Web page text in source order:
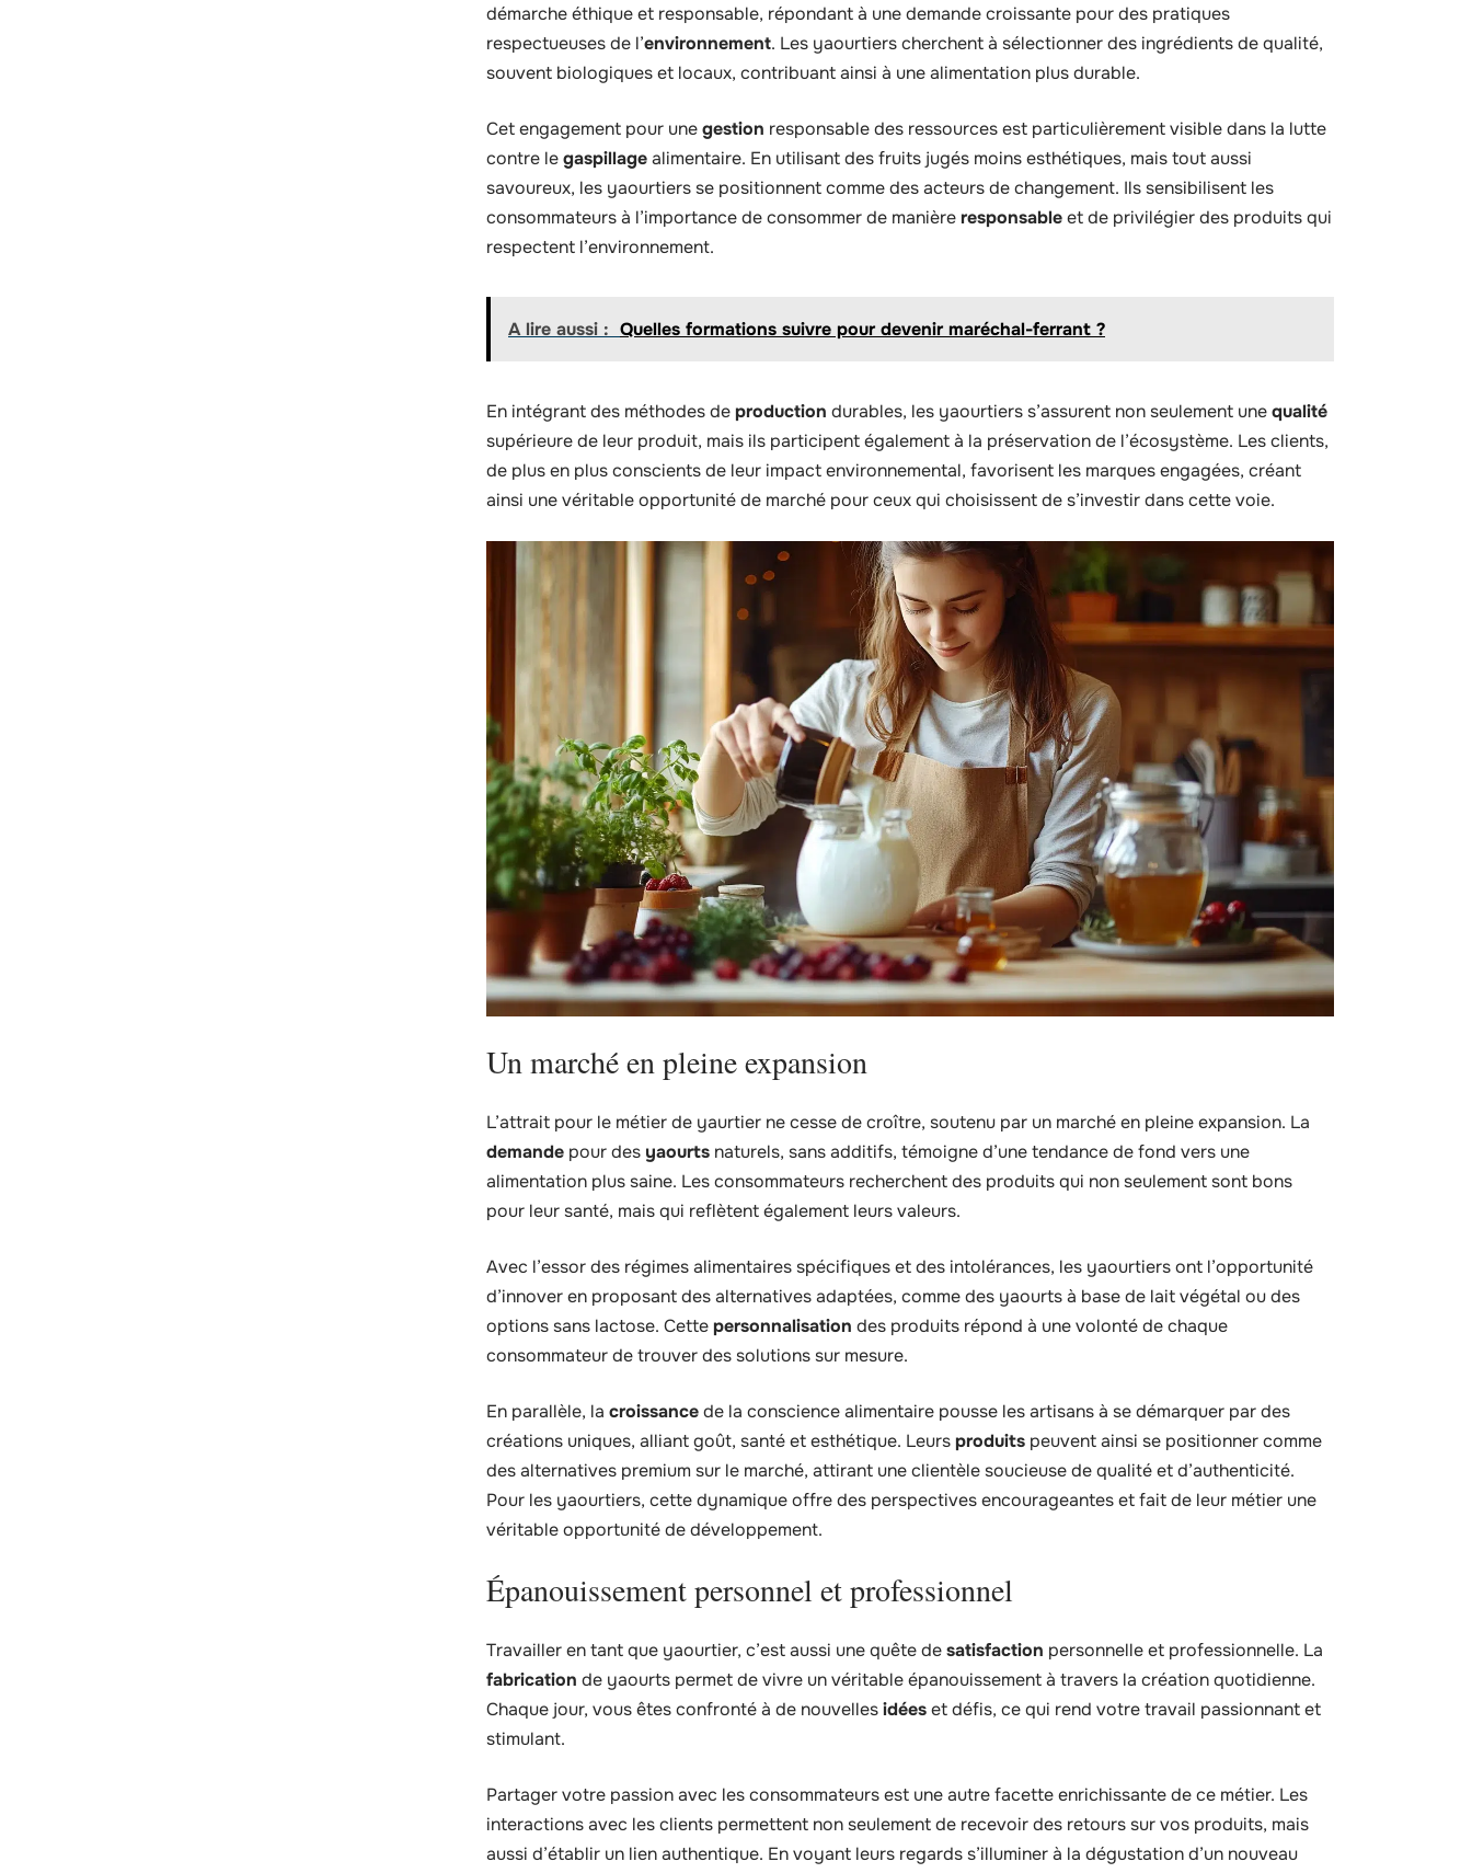
démarche éthique et responsable, répondant à une demande croissante pour des pratiques
respectueuses de l’environnement. Les yaourtiers cherchent à sélectionner des ingrédients de qualité,
souvent biologiques et locaux, contribuant ainsi à une alimentation plus durable.
Cet engagement pour unegestion responsable des ressources est particulièrement visible dans la lutte
contre legaspillagealimentaire. En utilisant des fruits jugés moins esthétiques, mais tout aussi
savoureux, les yaourtiers se positionnent comme des acteurs de changement. Ils sensibilisent les
consommateurs à l’importance de consommer de manièreresponsableet de privilégier des produits qui
respectent l’environnement.
A lire aussi : Quelles formations suivre pour devenir maréchal-ferrant ?
En intégrant des méthodes deproduction durables, les yaourtiers s’assurent non seulement unequalité
supérieure de leur produit, mais ils participent également à la préservation de l’écosystème. Les clients,
de plus en plus conscients de leur impact environnemental, favorisent les marques engagées, créant
ainsi une véritable opportunité de marché pour ceux qui choisissent de s’investir dans cette voie.
Un marché en pleine expansion
L’attrait pour le métier de yaurtier ne cesse de croître, soutenu par un marché en pleine expansion. La
demande pour des yaourts naturels, sans additifs, témoigne d’une tendance de fond vers une
alimentation plus saine. Les consommateurs recherchent des produits qui non seulement sont bons
pour leur santé, mais qui reflètent également leurs valeurs.
Avec l’essor des régimes alimentaires spécifiques et des intolérances, les yaourtiers ont l’opportunité
d’innover en proposant des alternatives adaptées, comme des yaourts à base de lait végétal ou des
options sans lactose. Cettepersonnalisation des produits répond à une volonté de chaque
consommateur de trouver des solutions sur mesure.
En parallèle, la croissancede la conscience alimentaire pousse les artisans à se démarquer par des
créations uniques, alliant goût, santé et esthétique. Leursproduits peuvent ainsi se positionner comme
des alternatives premium sur le marché, attirant une clientèle soucieuse de qualité et d’authenticité.
Pour les yaourtiers, cette dynamique offre des perspectives encourageantes et fait de leur métier une
véritable opportunité de développement.
Épanouissement personnel et professionnel
Travailler en tant que yaourtier, c’est aussi une quête desatisfaction personnelle et professionnelle. La
fabrication de yaourts permet de vivre un véritable épanouissement à travers la création quotidienne.
Chaque jour, vous êtes confronté à de nouvellesidéeset défis, ce qui rend votre travail passionnant et
stimulant.
Partager votre passion avec les consommateurs est une autre facette enrichissante de ce métier. Les
interactions avec les clients permettent non seulement de recevoir des retours sur vos produits, mais
aussi d’établir un lien authentique. En voyant leurs regards s’illuminer à la dégustation d’un nouveau